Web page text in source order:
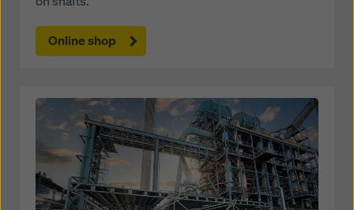
Online shop
Open